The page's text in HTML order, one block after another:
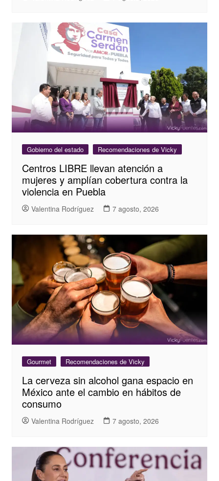
Gobierno del estado Recomendaciones de Vicky
Centros LIBRE llevan atención a
mujeres y amplían cobertura contra la
violencia en Puebla
Valentina Rodríguez 7 agosto, 2026
Gourmet Recomendaciones de Vicky
La cerveza sin alcohol gana espacio en
México ante el cambio en hábitos de
consumo
Valentina Rodríguez 7 agosto, 2026